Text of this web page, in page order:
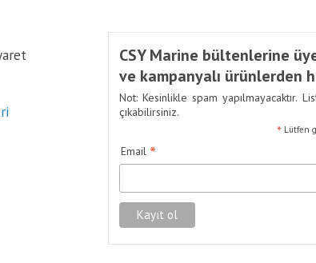
CSY Marine bültenlerine
ve kampanyalı ürünlerden
Not: Kesinlikle spam yapılmayacaktır.
çıkabilirsiniz.
* Lütfen
Email *